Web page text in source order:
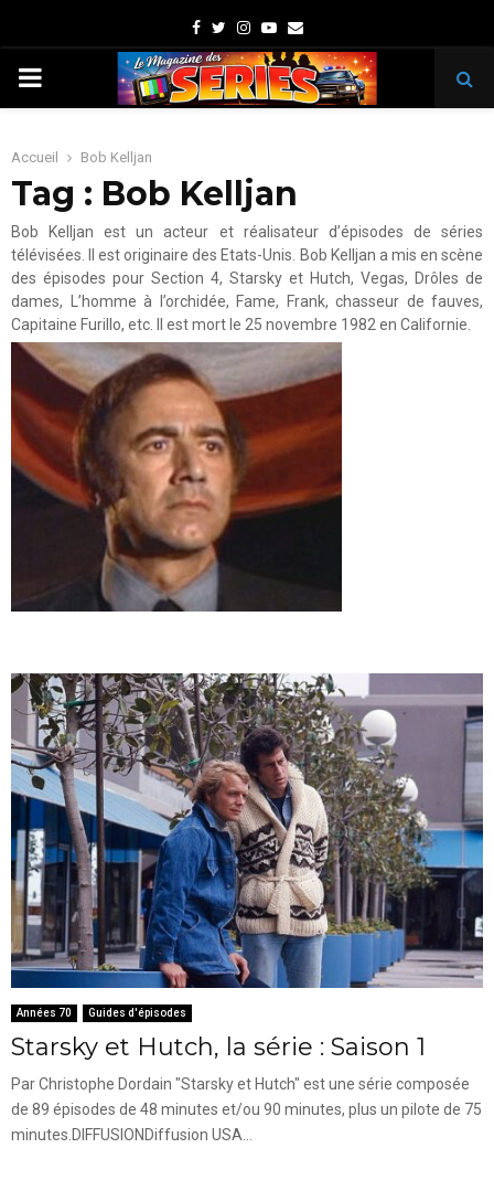
Facebook
TwitterInstagram
Youtube
Email
PRIMARY
Accueil Bob Kelljan
Tag : Bob Kelljan
Bob Kelljan est un acteur et réalisateur d’épisodes de séries
télévisées. Il est originaire des Etats-Unis. Bob Kelljan a mis en scène
des épisodes pour Section 4, Starsky et Hutch, Vegas, Drôles de
dames, L’homme à l’orchidée, Fame, Frank, chasseur de fauves,
Capitaine Furillo, etc. Il est mort le 25 novembre 1982 en Californie.
Années 70 Guides d'épisodes
Starsky et Hutch, la série : Saison 1
Par Christophe Dordain "Starsky et Hutch" est une série composée
de 89 épisodes de 48 minutes et/ou 90 minutes, plus un pilote de 75
minutes.DIFFUSIONDiffusion USA...